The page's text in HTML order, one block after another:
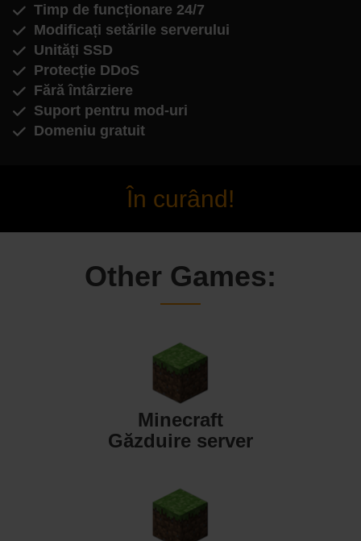
Timp de funcționare 24/7
Modificați setările serverului
Unități SSD
Protecție DDoS
Fără întârziere
Suport pentru mod-uri
Domeniu gratuit
În curând!
Other Games:
Minecraft
Găzduire server